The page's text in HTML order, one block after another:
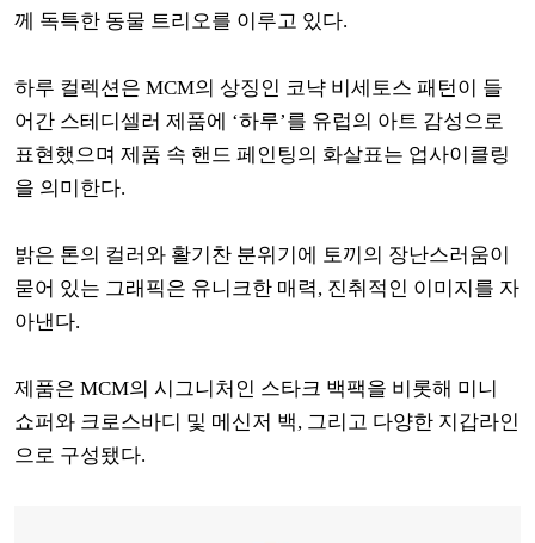
께 독특한 동물 트리오를 이루고 있다.
하루 컬렉션은 MCM의 상징인 코냑 비세토스 패턴이 들
어간 스테디셀러 제품에 ‘하루’를 유럽의 아트 감성으로
표현했으며 제품 속 핸드 페인팅의 화살표는 업사이클링
을 의미한다.
밝은 톤의 컬러와 활기찬 분위기에 토끼의 장난스러움이
묻어 있는 그래픽은 유니크한 매력, 진취적인 이미지를 자
아낸다.
제품은 MCM의 시그니처인 스타크 백팩을 비롯해 미니
쇼퍼와 크로스바디 및 메신저 백, 그리고 다양한 지갑라인
으로 구성됐다.